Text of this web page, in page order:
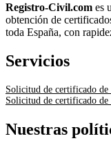
Registro-Civil.com es
obtención de
toda España, con
Servicios
Solicitud de certificado de
Solicitud de certificado
Nuestras